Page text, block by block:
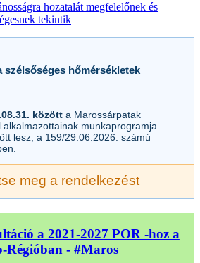
hozatalát megfelelőnek és
tekintik
hőmérsékletek
között a Marossárpatak
alkalmazottainak munkaprogramja
lesz, a 159/29.06.2026. számú
meg a rendelkezést
a 2021-2027 POR -hoz a
Régióban - #Maros